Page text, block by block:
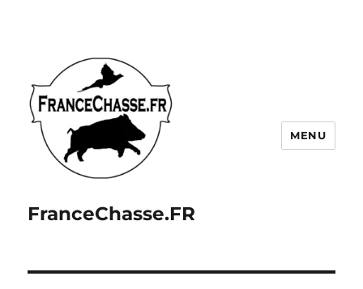
FranceChasse.FR
MENU